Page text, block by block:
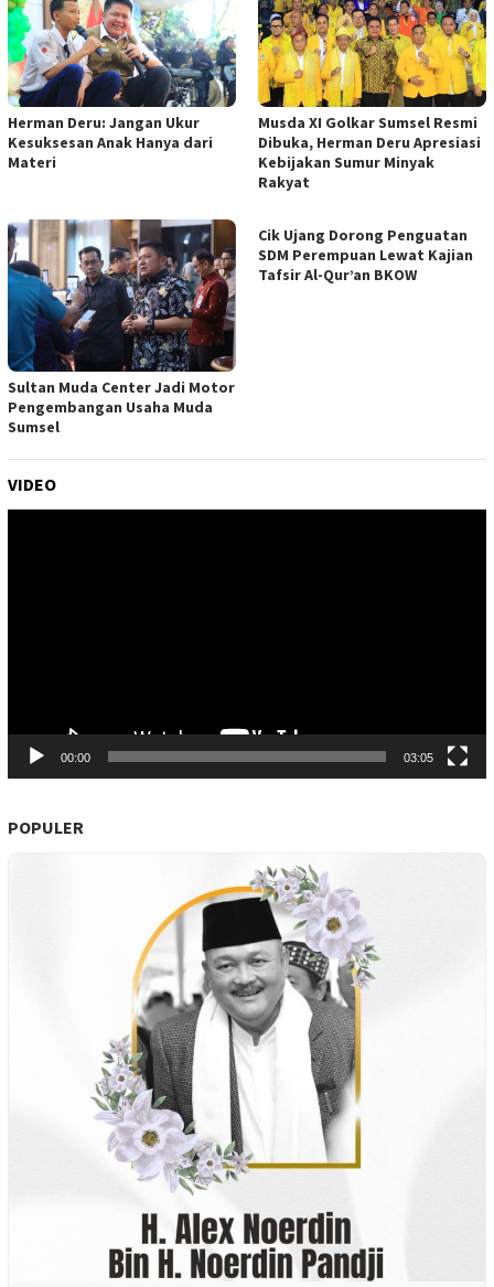
Herman Deru: Jangan Ukur
Kesuksesan Anak Hanya dari
Materi
Musda XI Golkar Sumsel Resmi
Dibuka, Herman Deru Apresiasi
Kebijakan Sumur Minyak
Rakyat
Sultan Muda Center Jadi Motor
Pengembangan Usaha Muda
Sumsel
Cik Ujang Dorong Penguatan
SDM Perempuan Lewat Kajian
Tafsir Al-Qur’an BKOW
VIDEO
00:00 03:05
POPULER